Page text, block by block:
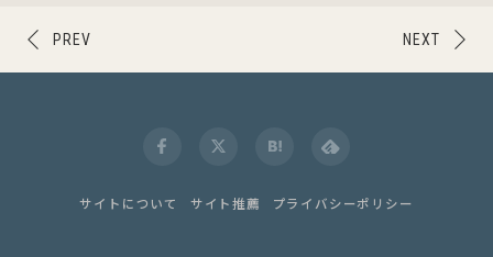
NEXT
PREV
サイトについて サイト推薦 プライバシーポリシー